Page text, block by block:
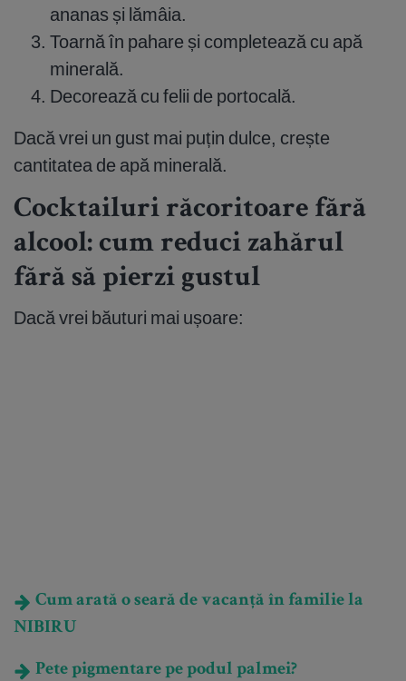
ananas și lămâia.
Toarnă în pahare și completează cu apă
minerală.
Decorează cu felii de portocală.
Dacă vrei un gust mai puțin dulce, crește
cantitatea de apă minerală.
Cocktailuri răcoritoare fără
alcool: cum reduci zahărul
fără să pierzi gustul
Dacă vrei băuturi mai ușoare:
Cum arată o seară de vacanță în familie la
NIBIRU
Pete pigmentare pe podul palmei?